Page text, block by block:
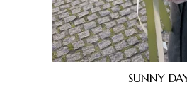
SUNNY